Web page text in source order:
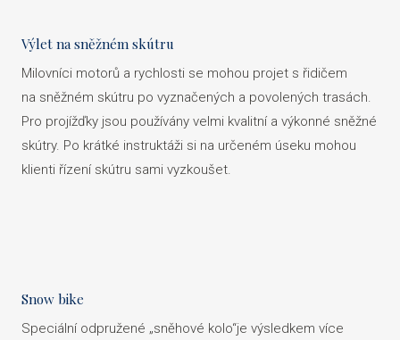
Výlet na sněžném skútru
Milovníci motorů a rychlosti se mohou projet s řidičem
na sněžném skútru po vyznačených a povolených trasách.
Pro projížďky jsou používány velmi kvalitní a výkonné sněžné
skútry. Po krátké instruktáži si na určeném úseku mohou
klienti řízení skútru sami vyzkoušet.
Snow bike
Speciální odpružené „sněhové kolo“je výsledkem více